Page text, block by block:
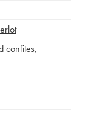
confites,